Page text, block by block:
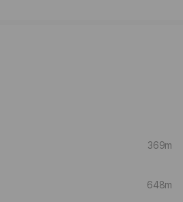
369m
648m